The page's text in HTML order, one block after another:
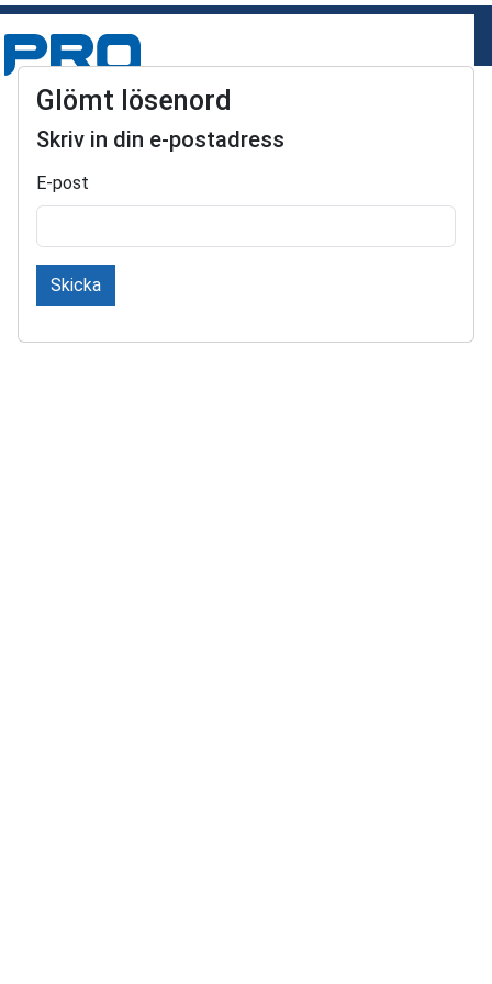
Glömt lösenord
Skriv in din e-postadress
E-post
Skicka